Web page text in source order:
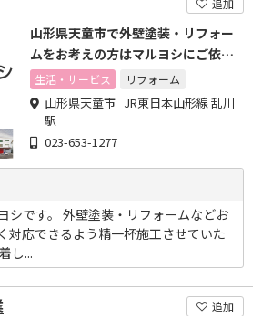
山形県天童市で外壁塗装・リフォー
ムをお考えの方はマルヨシにご依頼
ください。
生活・サービス リフォーム
山形県天童市 JR東日本山形線 乱川
駅
023-653-1277
シです。 外壁塗装・リフォームなどお
対応できるよう精一杯施工させていた
し...
追加